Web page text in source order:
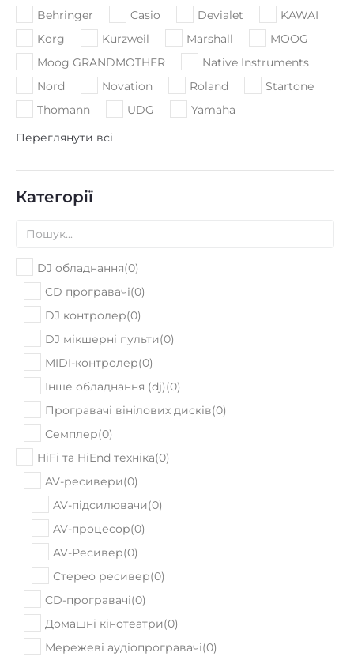
Behringer
Casio Devialet
KAWAI
Korg
Kurzweil Marshall
MOOG
Moog GRANDMOTHER
Native Instruments
Nord
Novation Roland
Startone
Thomann
UDG
Yamaha
Переглянути всі
Категорії
DJ обладнання(0)
CD програвачі(0)
DJ контролер(0)
DJ мікшерні пульти(0)
MIDI-контролер(0)
Інше обладнання (dj)(0)
Програвачі вінілових дисків(0)
Семплер(0)
HiFi та HiEnd техніка(0)
AV-ресивери(0)
AV-підсилювачи(0)
AV-процесор(0)
AV-Ресивер(0)
Стерео ресивер(0)
CD-програвачі(0)
Домашні кінотеатри(0)
Мережеві аудіопрогравачі(0)